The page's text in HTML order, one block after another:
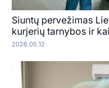
Siuntų pervežimas
kurjerių tarnybos ir
2026.05.12